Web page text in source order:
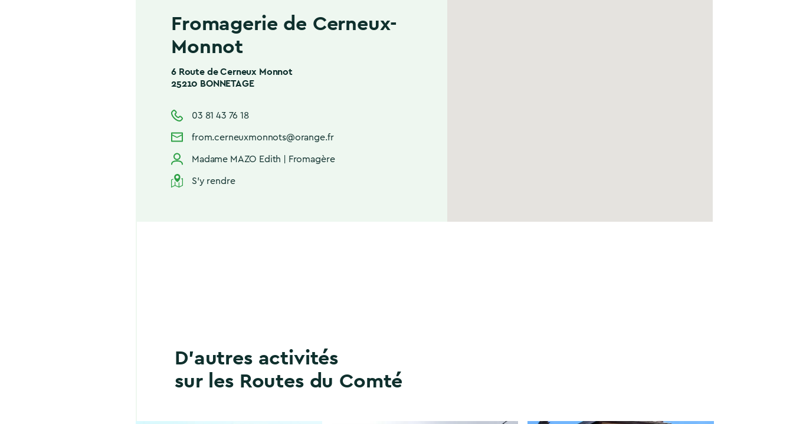
Fromagerie de Cerneux-
Monnot
6 Route de Cerneux Monnot
25210 BONNETAGE
03 81 43 76 18
from.cerneuxmonnots@orange.fr
Madame MAZO Edith | Fromagère
S'y rendre
D'autres activités
sur les Routes du Comté